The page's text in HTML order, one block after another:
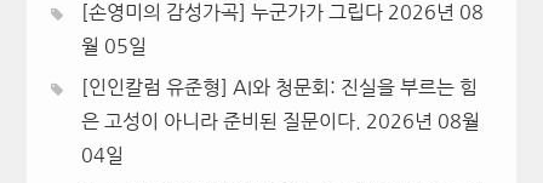
[손영미의 감성가곡] 누군가가 그립다 2026년 08
월 05일
[인인칼럼 유준형] AI와 청문회: 진실을 부르는 힘
은 고성이 아니라 준비된 질문이다.
2026년 08월
04일